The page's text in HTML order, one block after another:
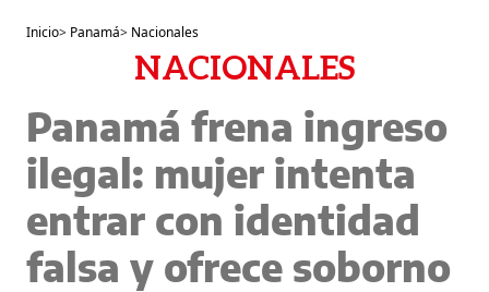
Inicio> Panamá> Nacionales
NACIONALES
Panamá frena ingreso
ilegal: mujer intenta
entrar con identidad
falsa y ofrece soborno